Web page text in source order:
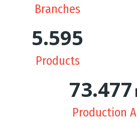
Branches
5.627
Products
74.305
Production